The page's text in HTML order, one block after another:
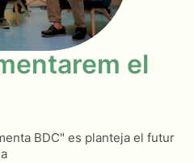
el
BDC" es planteja el futur